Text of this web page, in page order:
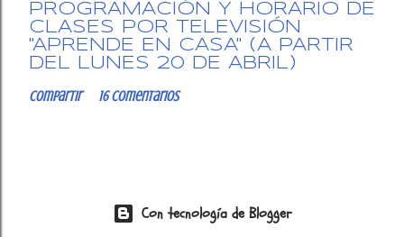
PROGRAMACIÓN Y HORARIO DE
CLASES POR TELEVISIÓN
"APRENDE EN CASA" (A PARTIR
DEL LUNES 20 DE ABRIL)
Compartir 16 comentarios
Con tecnología de Blogger